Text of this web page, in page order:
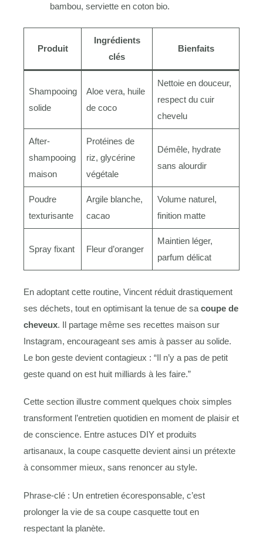
bambou, serviette en coton bio.
Produit
Ingrédients
clés
Bienfaits
Shampooing
solide
Aloe vera, huile
de coco
Nettoie en douceur,
respect du cuir
chevelu
After-
shampooing
maison
Protéines de
riz, glycérine
végétale
Démêle, hydrate
sans alourdir
Poudre
texturisante
Argile blanche,
cacao
Volume naturel,
finition matte
Spray fixant Fleur d’oranger
Maintien léger,
parfum délicat
En adoptant cette routine, Vincent réduit drastiquement
ses déchets, tout en optimisant la tenue de sa coupe de
cheveux. Il partage même ses recettes maison sur
Instagram, encourageant ses amis à passer au solide.
Le bon geste devient contagieux : “Il n’y a pas de petit
geste quand on est huit milliards à les faire.”
Cette section illustre comment quelques choix simples
transforment l’entretien quotidien en moment de plaisir et
de conscience. Entre astuces DIY et produits
artisanaux, la coupe casquette devient ainsi un prétexte
à consommer mieux, sans renoncer au style.
Phrase-clé : Un entretien écoresponsable, c’est
prolonger la vie de sa coupe casquette tout en
respectant la planète.